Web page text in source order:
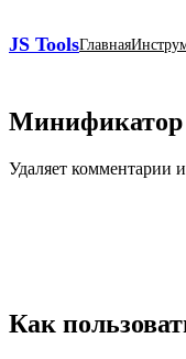
JS ToolsГлавная
Минификатор
Удаляет комментарии
Как